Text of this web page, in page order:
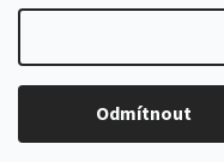
Odmítnout
Copyright 2026